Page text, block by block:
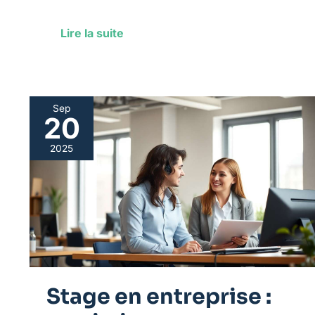
Lire la suite
Sep
20
2025
Stage en entreprise :
Stage
en
entreprise
son
expérience
en
gestion